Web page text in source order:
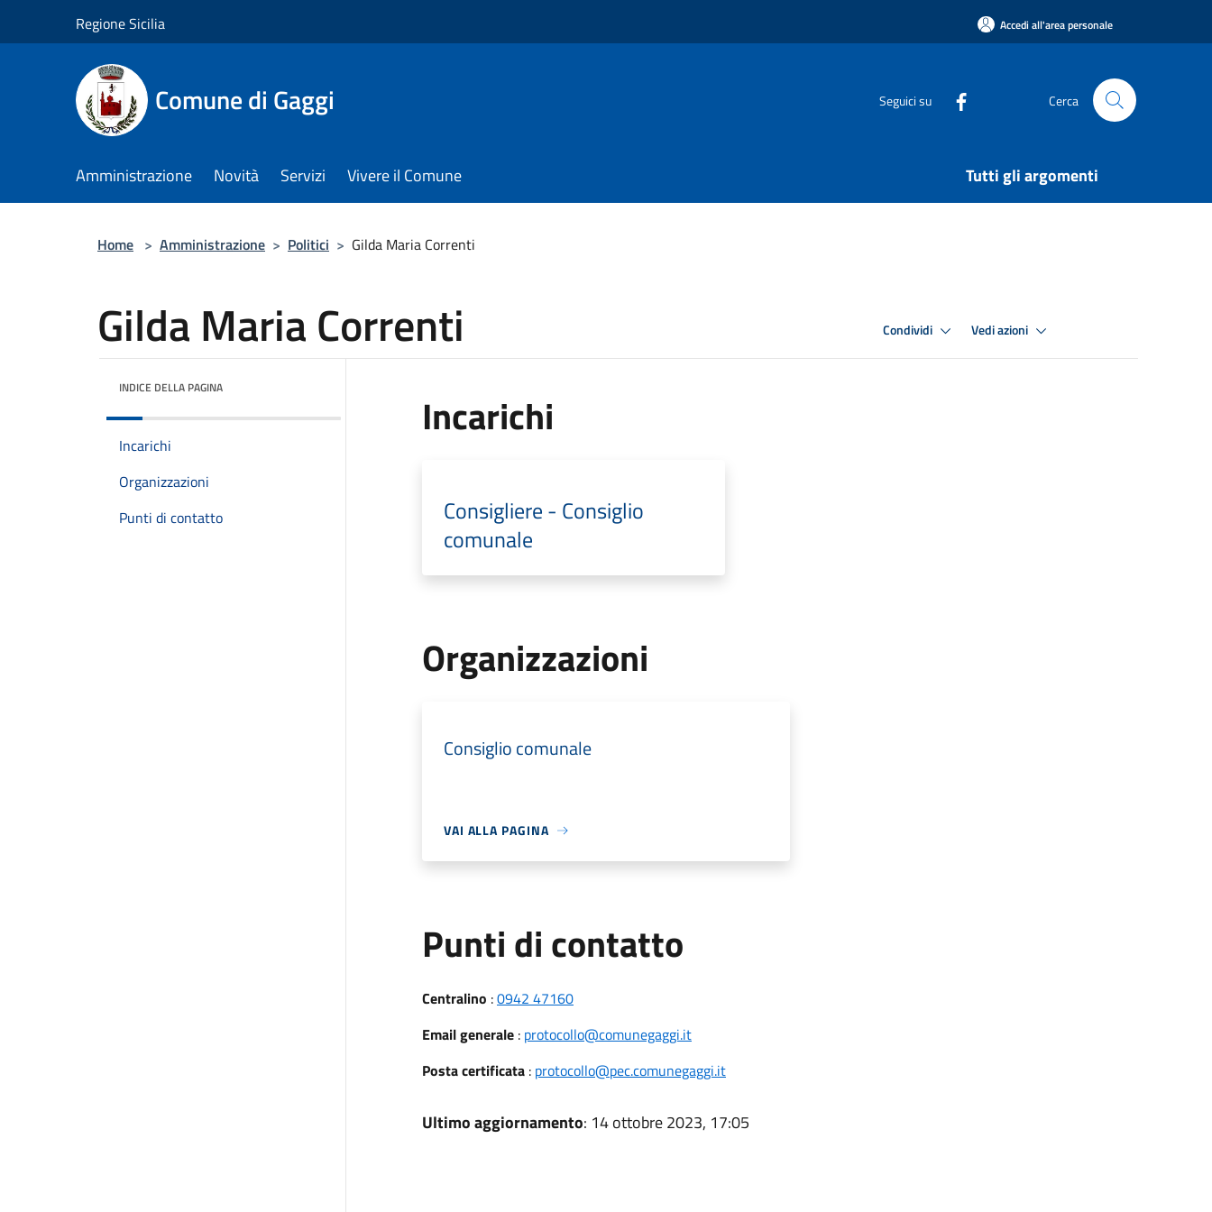
Regione Sicilia Accedi all'area personale
Comune di Gaggi Seguici su Cerca
Amministrazione Novità Servizi Vivere il Comune Tutti gli argomenti
Home > Amministrazione > Politici > Gilda Maria Correnti
Gilda Maria Correnti Condividi Vedi azioni
INDICE DELLA PAGINA
Incarichi
Organizzazioni
Punti di contatto
Incarichi
Consigliere - Consiglio
comunale
Organizzazioni
Consiglio comunale
VAI ALLA PAGINA
Punti di contatto
Centralino :0942 47160
Email generale: protocollo@comunegaggi.it
Posta certificata: protocollo@pec.comunegaggi.it
Ultimo aggiornamento: 14 ottobre 2023, 17:05